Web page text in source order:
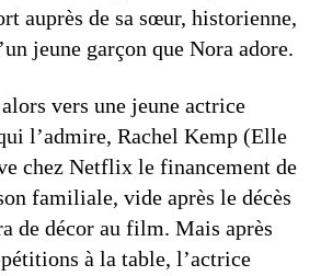
auprès de sa sœur, historienne,
jeune garçon que Nora adore.
vers une jeune actrice
l’admire, Rachel Kemp (Elle
chez Netflix le financement de
familiale, vide après le décès
de décor au film. Mais après
à la table, l’actrice